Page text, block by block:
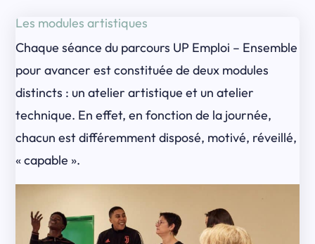
Les modules artistiques
Chaque séance du parcours UP Emploi – Ensemble
pour avancer est constituée de deux modules
distincts : un atelier artistique et un atelier
technique. En effet, en fonction de la journée,
chacun est différemment disposé, motivé, réveillé,
« capable ».